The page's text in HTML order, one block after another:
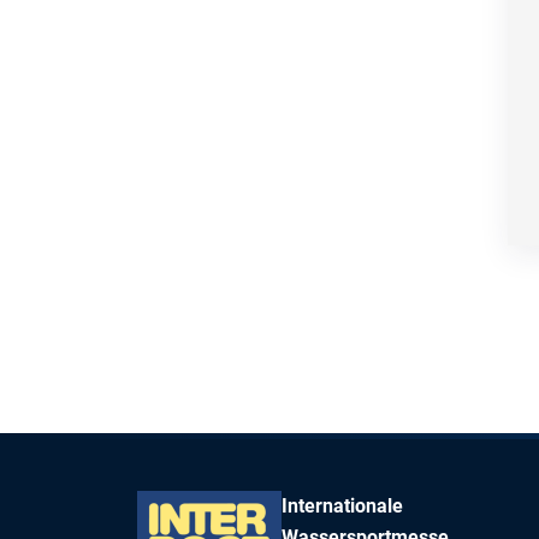
Internationale